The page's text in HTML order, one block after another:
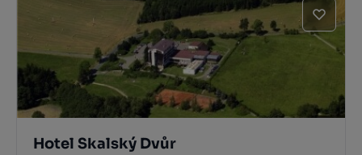
Hotel Skalský Dvůr